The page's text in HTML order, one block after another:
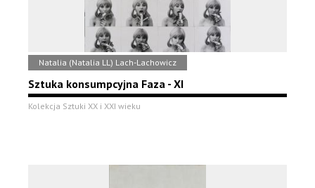
Natalia (Natalia LL) Lach-Lachowicz
Sztuka konsumpcyjna Faza - XI
Kolekcja Sztuki XX i XXI wieku